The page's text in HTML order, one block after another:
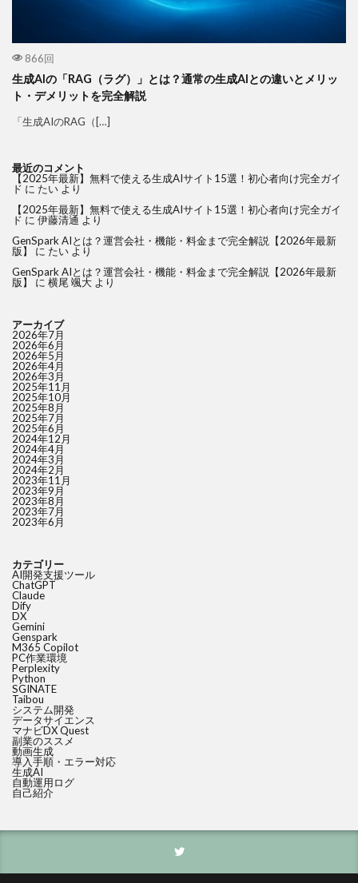
866回
生成AIの「RAG（ラグ）」とは？通常の生成AIとの違いとメリッ
ト・デメリットを完全解説
「生成AIのRAG（[…]
最近のコメント
【2025年最新】無料で使える生成AIサイト15選！初心者向け完全ガイ
ド に たい より
【2025年最新】無料で使える生成AIサイト15選！初心者向け完全ガイ
ド に 伊藤清通 より
GenSpark AIとは？運営会社・機能・料金まで完全解説【2026年最新
版】
に たい より
GenSpark AIとは？運営会社・機能・料金まで完全解説【2026年最新
版】
に 横尾 颯大 より
アーカイブ
2026年7月
2026年6月
2026年5月
2026年4月
2026年3月
2025年11月
2025年10月
2025年8月
2025年7月
2025年6月
2024年12月
2024年4月
2024年3月
2024年2月
2023年11月
2023年9月
2023年8月
2023年7月
2023年6月
カテゴリー
AI開発支援ツール
ChatGPT
Claude
Dify
DX
Gemini
Genspark
M365 Copilot
PC作業環境
Perplexity
Python
SGINATE
Taibou
システム開発
データサイエンス
マナビDX Quest
副業のススメ
動画生成
導入手順・エラー対応
生成AI
自動運用ログ
自己紹介